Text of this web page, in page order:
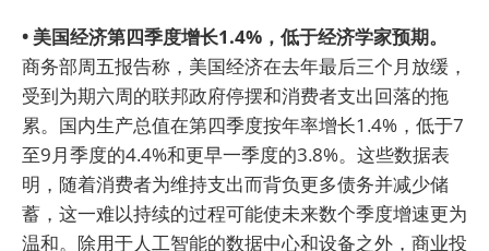
• 美国经济第四季度增长1.4%，低于经济学家预期。
商务部周五报告称，美国经济在去年最后三个月放缓，
受到为期六周的联邦政府停摆和消费者支出回落的拖
累。国内生产总值在第四季度按年率增长1.4%，低于7
至9月季度的4.4%和更早一季度的3.8%。这些数据表
明，随着消费者为维持支出而背负更多债务并减少储
蓄，这一难以持续的过程可能使未来数个季度增速更为
温和。除用于人工智能的数据中心和设备之外，商业投